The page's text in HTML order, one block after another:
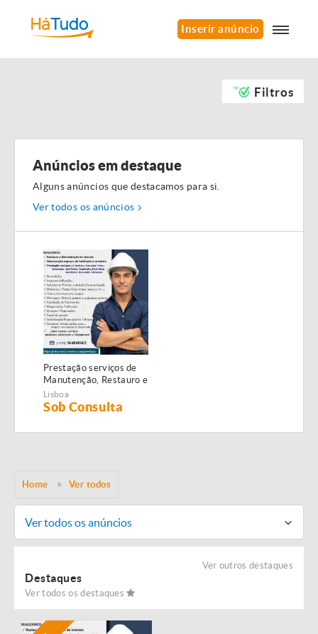
Inserir anúncio
Filtros
Anúncios em destaque
Alguns anúncios que destacamos para si.
Ver todos os anúncios
Prestação serviços de
Manutenção, Restauro e
Remodelação de
imóveis!
Lisboa
Sob Consulta
Home Ver todos
Ver todos os anúncios
Ver outros destaques
Destaques
Ver todos os destaques